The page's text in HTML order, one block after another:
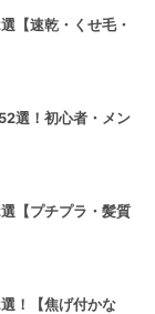
【速乾・くせ毛・
選！初心者・メン
【プチプラ・髪質
！【焦げ付かな